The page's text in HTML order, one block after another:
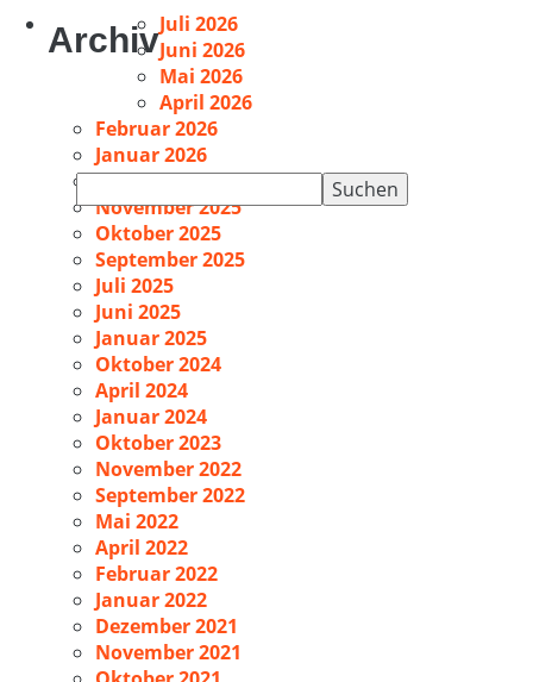
Suchen
nach:
ArchivJuli 2026
Juni 2026
Mai 2026
April 2026
Februar 2026
Januar 2026
Dezember 2025
November 2025
Oktober 2025
September 2025
Juli 2025
Juni 2025
Januar 2025
Oktober 2024
April 2024
Januar 2024
Oktober 2023
November 2022
September 2022
Mai 2022
April 2022
Februar 2022
Januar 2022
Dezember 2021
November 2021